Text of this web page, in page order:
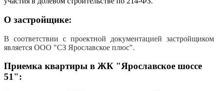
О застройщике:
В соответствии с проектной документацией застройщиком
является ООО "СЗ Ярославское плюс".
Приемка квартиры в ЖК "Ярославское шоссе
51":